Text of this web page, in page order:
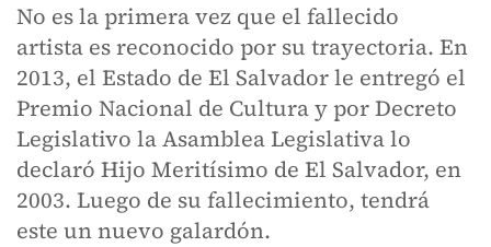
No es la primera vez que el fallecido
artista es reconocido por su trayectoria. En
2013, el Estado de El Salvador le entregó el
Premio Nacional de Cultura y por Decreto
Legislativo la Asamblea Legislativa lo
declaró Hijo Meritísimo de El Salvador, en
2003. Luego de su fallecimiento, tendrá
este un nuevo galardón.